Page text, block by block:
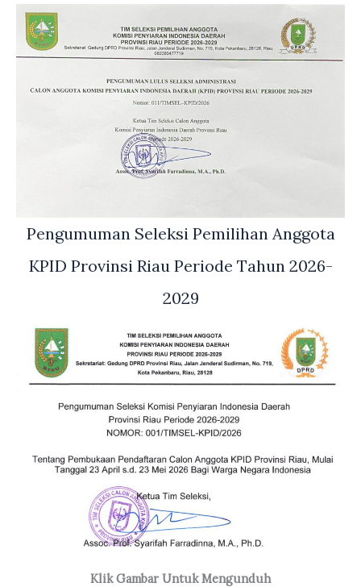
Pengumuman Seleksi Pemilihan Anggota
KPID Provinsi Riau Periode Tahun 2026-
2029
Klik Gambar Untuk Mengunduh